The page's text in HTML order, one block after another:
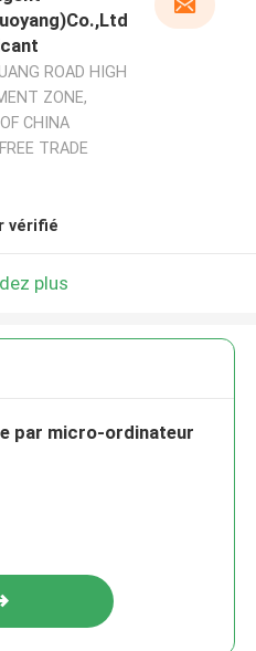
ROAD HIGH
ZONE,
CHINA
TRADE
vérifié
plus
par micro-ordinateur